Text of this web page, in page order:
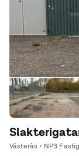
Västerås • NP3